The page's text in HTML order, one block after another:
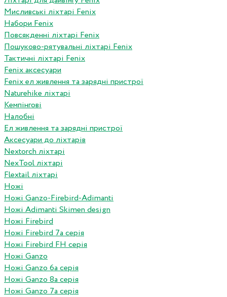
Мисливські ліхтарі Fenix
Набори Fenix
Повсякденні ліхтарі Fenix
Пошуково-рятувальні ліхтарі Fenix
Тактичні ліхтарі Fenix
Fenix аксесуари
Fenix ел живлення та зарядні пристрої
Naturehike ліхтарі
Кемпінгові
Налобні
Ел живлення та зарядні пристрої
Аксесуари до ліхтарів
Nextorch ліхтарі
NexTool ліхтарі
Flextail ліхтарі
Ножі
Ножі Ganzo-Firebird-Adimanti
Ножі Adimanti Skimen design
Ножі Firebird
Ножі Firebird 7а серія
Ножі Firebird FH серія
Ножі Ganzo
Ножі Ganzo 6а серія
Ножі Ganzo 8а серія
Ножі Ganzo 7а серія